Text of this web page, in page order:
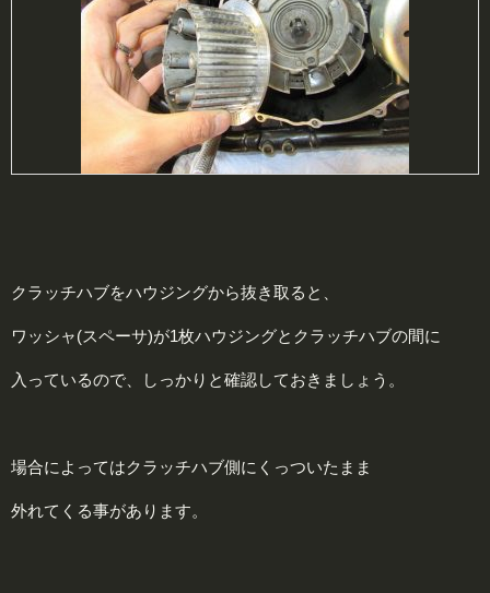
クラッチハブをハウジングから抜き取ると、
ワッシャ(スペーサ)が1枚ハウジングとクラッチハブの間に
入っているので、しっかりと確認しておきましょう。
場合によってはクラッチハブ側にくっついたまま
外れてくる事があります。